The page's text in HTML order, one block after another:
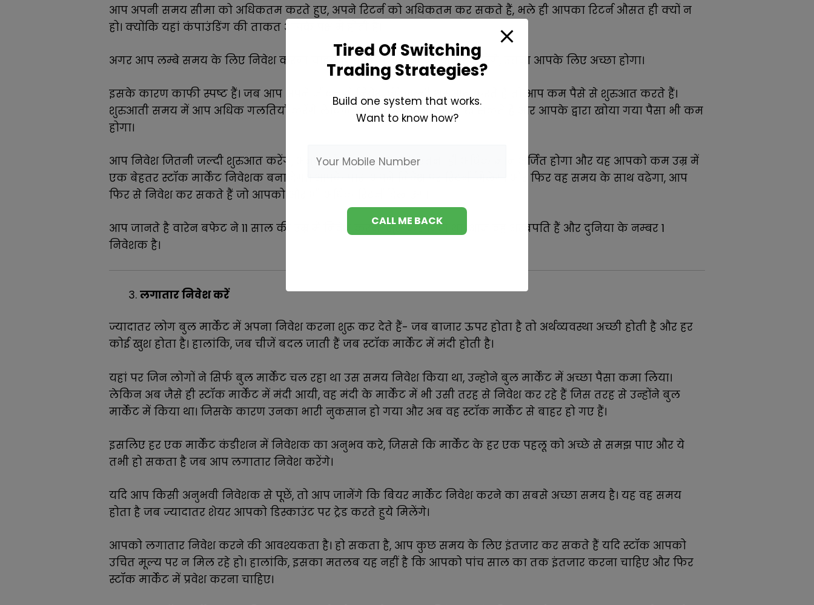
आप अपनी समय सीमा को अधिकतम करते हुए, अपने रिटर्न को अधिकतम कर सकते हैं, भले ही आपका रिटर्न औसत ही क्यों न
हो। क्योंकि यहां कंपाउंडिंग की ताकत आपके पक्ष में होती है।
अगर आप लम्बे समय के लिए निवेश करना चाहते है; तो आप जितनी जल्दी शुरू करेंगे, उतना आपके लिए अच्छा होगा।
इसके कारण काफी स्पष्ट हैं। जब आप अपने जीवन में निवेश की जल्दी शुरुआत करते हैं तो आप कम पैसे से शुरुआत करते हैं।
शुरुआती समय में आप अधिक गलतियाँ करेंगे लेकिन आप उन गलतियों से सीख सकते हैं और आपके द्वारा खोया गया पैसा भी कम
होगा।
आप निवेश जितनी जल्दी शुरुआत करेंगे, अनुभव के साथ-साथ आप उतना ही अधिक ज्ञान अर्जित होगा और यह आपको कम उम्र में
एक बेहतर स्टॉक मार्केट निवेशक बना देगा। आपके पास अपने निवेश पर रिटर्न मिलेगा और फिर वह समय के साथ वढेगा, आप
फिर से निवेश कर सकते हैं जो आपको और भी अधिक रिटर्न दिलाएगा।
आप जानते है वारेन बफेट ने 11 साल की उम्र में निवेश करना शुरू कर दिया था। आज वह अरबपति हैं और दुनिया के नम्बर 1
निवेशक है।
लगातार निवेश करें
ज्यादातर लोग बुल मार्केट में अपना निवेश करना शुरू कर देते हैं- जब बाजार ऊपर होता है तो अर्थव्यवस्था अच्छी होती है और हर
कोई खुश होता है। हालांकि, जब चीजें बदल जाती हैं जब स्टॉक मार्केट में मंदी होती है।
यहां पर जिन लोगों ने सिर्फ बुल मार्केट चल रहा था उस समय निवेश किया था, उन्होने बुल मार्केट में अच्छा पैसा कमा लिया।
लेकिन अब जैसे ही स्टॉक मार्केट में मंदी आयी, वह मंदी के मार्केट में भी उसी तरह से निवेश कर रहे हैं जिस तरह से उन्होंने बुल
मार्केट में किया था। जिसके कारण उनका भारी नुकसान हो गया और अब वह स्टॉक मार्केट से बाहर हो गए हैं।
इसलिए हर एक मार्केट कंडीशन में निवेशक का अनुभव करे, जिससे कि मार्केट के हर एक पहलू को अच्छे से समझ पाए और ये
तभी हो सकता है जब आप लगातार निवेश करेंगे।
यदि आप किसी अनुभवी निवेशक से पूछें, तो आप जानेंगे कि बियर मार्केट निवेश करने का सबसे अच्छा समय है। यह वह समय
होता है जब ज्यादातर शेयर आपको डिस्काउंट पर ट्रेड करते हुये मिलेंगे।
आपको लगातार निवेश करने की आवश्यकता है। हो सकता है, आप कुछ समय के लिए इंतजार कर सकते हैं यदि स्टॉक आपको
उचित मूल्य पर न मिल रहे हो। हालांकि, इसका मतलब यह नहीं है कि आपको पांच साल का तक इंतजार करना चाहिए और फिर
स्टॉक मार्केट में प्रवेश करना चाहिए।
Tired Of Switching
Trading Strategies?
Build one system that works.
Want to know how?